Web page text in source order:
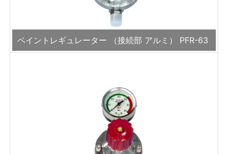
ペイントレギュレーター （接続部 アルミ） PFR-63